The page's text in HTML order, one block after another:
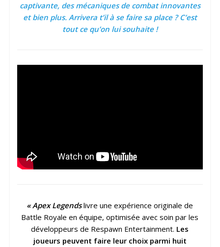
captivante, des mécaniques de combat innovantes
et bien plus. Arrivera t’il à se faire sa place ? C’est
tout ce qu’on lui souhaite !
« Apex Legendslivre une expérience originale de
Battle Royale en équipe, optimisée avec soin par les
développeurs de Respawn Entertainment. Les
joueurs peuvent faire leur choix parmi huit